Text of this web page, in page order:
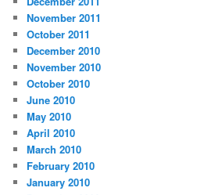
November 2011
October 2011
December 2010
November 2010
October 2010
June 2010
May 2010
April 2010
March 2010
February 2010
January 2010